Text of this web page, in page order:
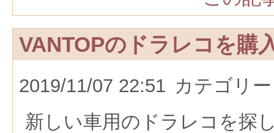
VANTOPのドラレコを購
2019/11/07 22:51 カテゴリ
新しい車用のドラレコを探